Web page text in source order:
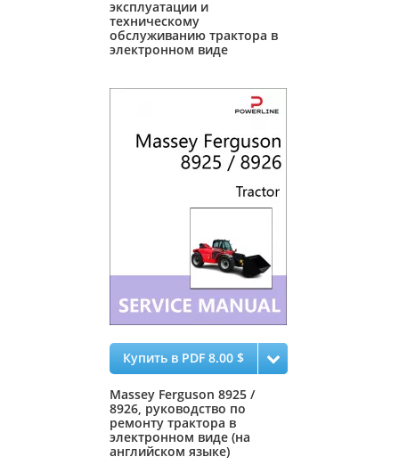
эксплуатации и
техническому
обслуживанию трактора в
электронном виде
Купить в PDF 8.00 $
Massey Ferguson 8925 /
8926, руководство по
ремонту трактора в
электронном виде (на
английском языке)